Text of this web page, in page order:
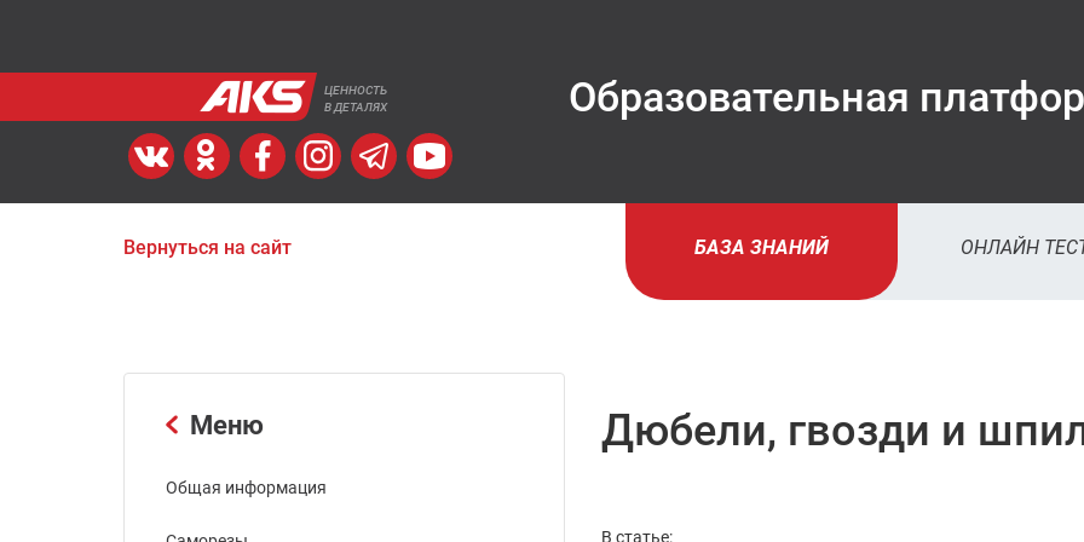
ЦЕННОСТЬ
В ДЕТАЛЯХ
Образовательная
Вернуться на сайт БАЗА ЗНАНИЙ ОНЛАЙН
Меню
Общая информация
Дюбели, гвозди и
В статье: